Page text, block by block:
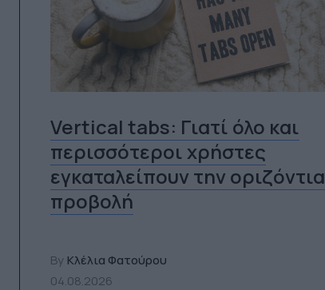
Vertical tabs: Γιατί όλο και
περισσότεροι χρήστες
εγκαταλείπουν την οριζόντια
προβολή
By Κλέλια Φατούρου
04.08.2026